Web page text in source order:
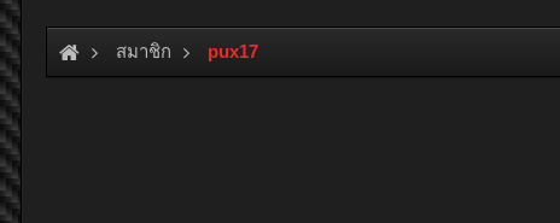
สมาชิก pux17